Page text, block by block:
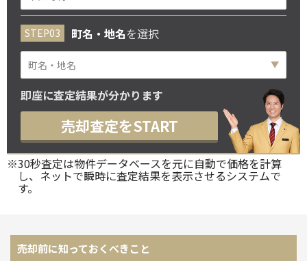
町名・地名を選択
即座に査定結果が分かります
売却査定をSTART
※30秒査定は物件データベースを元に自動で価格を計算
し、ネットで瞬時に査定結果を表示させるシステムで
す。
売却前に知っておくべきこと